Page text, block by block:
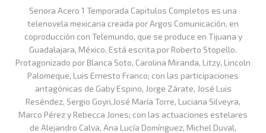
Senora Acero 1 Temporada Capitulos Completos es una
telenovela mexicana creada por Argos Comunicación, en
coproducción con Telemundo, que se produce en Tijuana y
Guadalajara, México. Está escrita por Roberto Stopello.
Protagonizado por Blanca Soto, Carolina Miranda, Litzy, Lincoln
Palomeque, Luis Ernesto Franco; con las participaciones
antagónicas de Gaby Espino, Jorge Zárate, José Luis
Reséndez, Sergio Goyri,José María Torre, Luciana Silveyra,
Marco Pérez y Rebecca Jones; con las actuaciones estelares
de Alejandro Calva, Ana Lucía Domínguez, Michel Duval,